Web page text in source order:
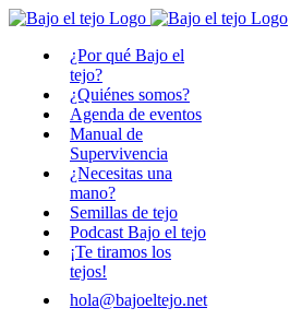
Skip
content
¿Por qué Bajo el
tejo?
¿Quiénes somos?
Agenda de eventos
Manual de
Supervivencia
¿Necesitas una
mano?
Semillas de tejo
Podcast Bajo el tejo
¡Te tiramos los
tejos!
hola@bajoeltejo.net